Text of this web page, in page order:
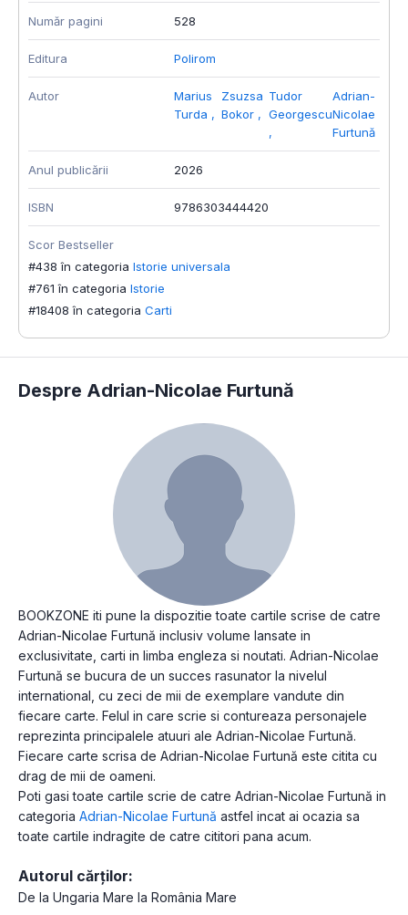
Număr pagini 528
Editura Polirom
Autor
Marius
Turda ,
Zsuzsa
Bokor ,
Tudor
Georgescu
,
Adrian-
Nicolae
Furtună
Anul publicării 2026
ISBN 9786303444420
Scor Bestseller
#438 în categoria Istorie universala
#761 în categoria Istorie
#18408 în categoria Carti
Despre Adrian-Nicolae Furtună
BOOKZONE iti pune la dispozitie toate cartile scrise de catre
Adrian-Nicolae Furtună inclusiv volume lansate in
exclusivitate, carti in limba engleza si noutati. Adrian-Nicolae
Furtună se bucura de un succes rasunator la nivelul
international, cu zeci de mii de exemplare vandute din
fiecare carte. Felul in care scrie si contureaza personajele
reprezinta principalele atuuri ale Adrian-Nicolae Furtună.
Fiecare carte scrisa de Adrian-Nicolae Furtună este citita cu
drag de mii de oameni.
Poti gasi toate cartile scrie de catre Adrian-Nicolae Furtună in
categoria Adrian-Nicolae Furtună astfel incat ai ocazia sa
toate cartile indragite de catre cititori pana acum.
Autorul cărților:
De la Ungaria Mare la România Mare